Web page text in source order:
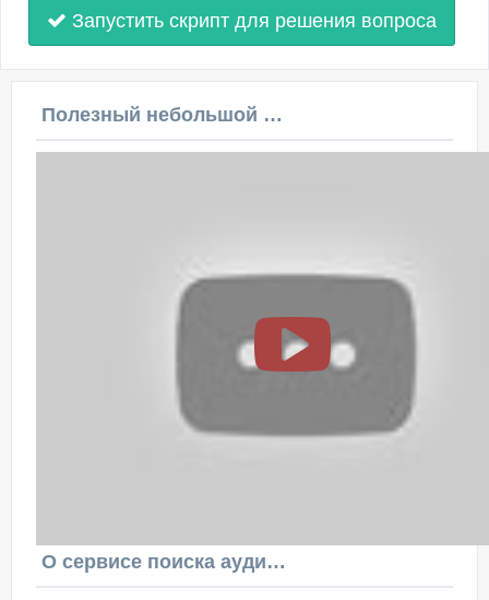
Запустить скрипт для решения вопроса
Полезный небольшой видеоурок по этой теме
О сервисе поиска аудитории ВКонтакте